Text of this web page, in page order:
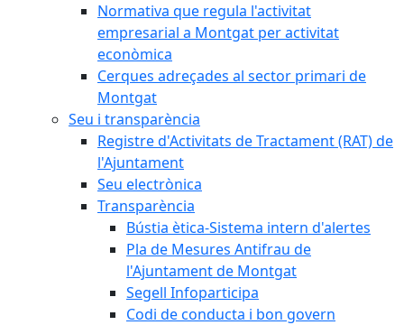
Normativa que regula l'activitat
empresarial a Montgat per activitat
econòmica
Cerques adreçades al sector primari de
Montgat
Seu i transparència
Registre d'Activitats de Tractament (RAT) de
l'Ajuntament
Seu electrònica
Transparència
Bústia ètica-Sistema intern d'alertes
Pla de Mesures Antifrau de
l'Ajuntament de Montgat
Segell Infoparticipa
Codi de conducta i bon govern